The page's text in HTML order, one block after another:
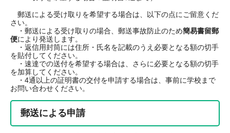
郵送による受け取りを希望する場合は、以下の点にご留意くだ
さい。
・郵送による受け取りの場合、郵送事故防止のため簡易書留郵
便により発送します。
・返信用封筒には住所・氏名を記載のうえ必要となる額の切手
を貼付してください。
・速達での送付を希望する場合は、さらに必要となる額の切手
を加算してください。
・4通以上の証明書の交付を申請する場合は、事前に学校まで
お問い合わせください。
郵送による申請